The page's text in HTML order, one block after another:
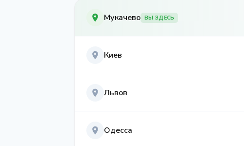
Мукачево ВЫ ЗДЕСЬ
Киев
Львов
Одесса